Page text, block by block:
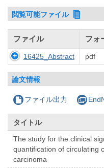
閲覧可能ファイル
ファイル フォ
16425_Abstract pdf
論文情報
ファイル出力
タイトル
The study for the clinical
quantification of circulating
carcinoma